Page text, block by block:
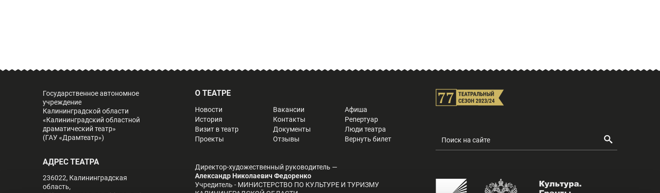
Государственное автономное
учреждение
Калининградской области
«Калининградский областной
драматический театр»
(ГАУ «Драмтеатр»)
АДРЕС ТЕАТРА
236022, Калининградская
область,
О ТЕАТРЕ
Новости
История
Визит в театр
Проекты
Вакансии
Контакты
Документы
Отзывы
Афиша
Репертуар
Люди театра
Вернуть билет
Директор-художественный руководитель —
Александр Николаевич Федоренко
Учредитель - МИНИСТЕРСТВО ПО КУЛЬТУРЕ И ТУРИЗМУ